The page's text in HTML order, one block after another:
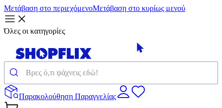
Μετάβαση στο περιεχόμενοΜετάβαση στο κυρίως μενού
Όλες οι κατηγορίες
Παρακολούθηση Παραγγελίας